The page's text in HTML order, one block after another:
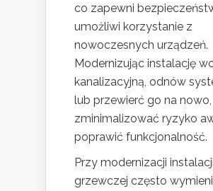
co zapewni
umożliwi korzystanie z
nowoczesnych urządzeń.
Modernizując instalację
kanalizacyjną, odnów
lub przewierć go na
zminimalizować ryzyko
poprawić funkcjonalność.
Przy modernizacji instalacji
grzewczej często